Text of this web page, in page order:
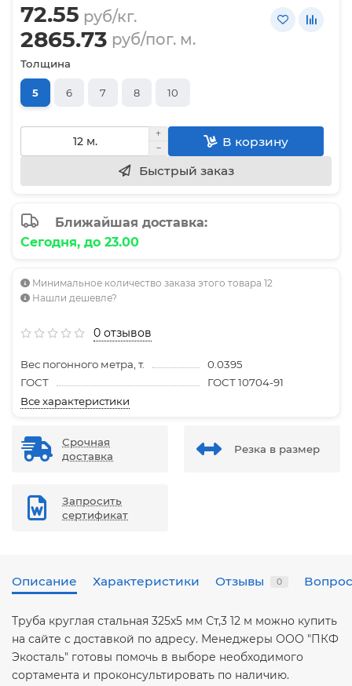
72.55 руб/кг.
2865.73 руб/пог. м.
Толщина
5 6 7 8 10
В корзину
Быстрый заказ
Ближайшая доставка:
Сегодня, до 23.00
Минимальное количество заказа этого товара 12
Нашли дешевле?
0 отзывов
Вес погонного метра, т.
0.0395
ГОСТ
ГОСТ 10704-91
Все характеристики
Срочная
доставка
Резка в размер
Запросить
сертификат
Описание Характеристики Отзывы 0
Труба круглая стальная 325х5 мм Ст,3 12 м можно купить
на сайте с доставкой по адресу. Менеджеры ООО "ПКФ
Экосталь" готовы помочь в выборе необходимого
сортамента и проконсультировать по наличию.